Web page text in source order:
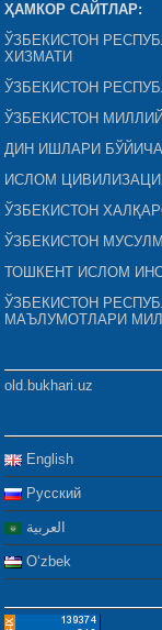
ҲАМКОР САЙТЛАР:
ЎЗБЕКИСТОН
ХИЗМАТИ
ЎЗБЕКИСТОН
ЎЗБЕКИСТОН
ДИН ИШЛАРИ
ИСЛОМ
ЎЗБЕКИСТОН
ЎЗБЕКИСТОН
ТОШКЕНТ ИСЛОМ
ЎЗБЕКИСТОН
МАЪЛУМОТЛАРИ
old.bukhari.uz
English
Русский
العربية
Oʻzbek